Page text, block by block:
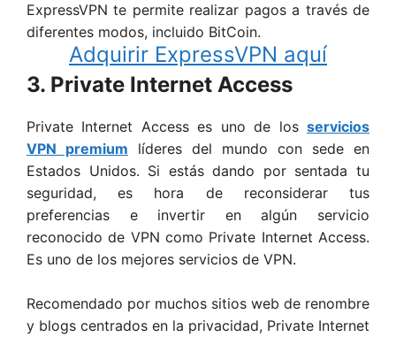
ExpressVPN te permite realizar pagos a través de
diferentes modos, incluido BitCoin.
Adquirir ExpressVPN aquí
3. Private Internet Access
Private Internet Access es uno de los servicios
VPN premium líderes del mundo con sede en
Estados Unidos. Si estás dando por sentada tu
seguridad, es hora de reconsiderar tus
preferencias e invertir en algún servicio
reconocido de VPN como Private Internet Access.
Es uno de los mejores servicios de VPN.
Recomendado por muchos sitios web de renombre
y blogs centrados en la privacidad, Private Internet